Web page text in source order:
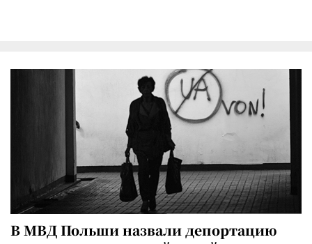
В МВД Польши назвали депортацию